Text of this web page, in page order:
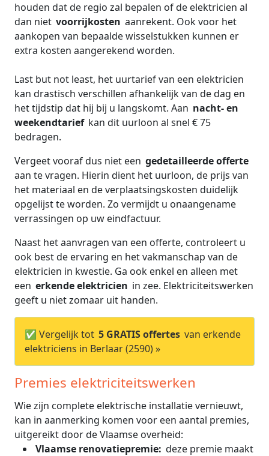
houden dat de regio zal bepalen of de elektricien al
dan niet voorrijkosten aanrekent. Ook voor het
aankopen van bepaalde wisselstukken kunnen er
extra kosten aangerekend worden.
Last but not least, het uurtarief van een elektricien
kan drastisch verschillen afhankelijk van de dag en
het tijdstip dat hij bij u langskomt. Aan nacht- en
weekendtarief kan dit uurloon al snel € 75
bedragen.
Vergeet vooraf dus niet een gedetailleerde offerte
aan te vragen. Hierin dient het uurloon, de prijs van
het materiaal en de verplaatsingskosten duidelijk
opgelijst te worden. Zo vermijdt u onaangename
verrassingen op uw eindfactuur.
Naast het aanvragen van een offerte, controleert u
ook best de ervaring en het vakmanschap van de
elektricien in kwestie. Ga ook enkel en alleen met
een erkende elektricien in zee. Elektriciteitswerken
geeft u niet zomaar uit handen.
✅ Vergelijk tot 5 GRATIS offertes van erkende
elektriciens in Berlaar (2590) »
Premies elektriciteitswerken
Wie zijn complete elektrische installatie vernieuwt,
kan in aanmerking komen voor een aantal premies,
uitgereikt door de Vlaamse overheid:
Vlaamse renovatiepremie: deze premie maakt